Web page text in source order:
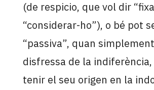
(de respicio, que vol dir
“considerar-ho”), o bé pot
“passiva”, quan
disfressa de la
tenir el seu origen en la